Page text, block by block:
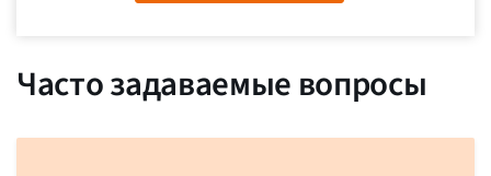
Часто задаваемые вопросы